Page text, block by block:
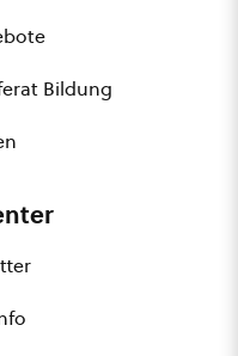
Bildung